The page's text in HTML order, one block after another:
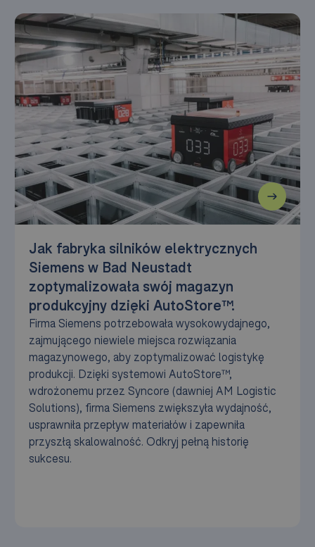
Jak fabryka silników elektrycznych
Siemens w Bad Neustadt
zoptymalizowała swój magazyn
produkcyjny dzięki AutoStore™.
Firma Siemens potrzebowała wysokowydajnego,
zajmującego niewiele miejsca rozwiązania
magazynowego, aby zoptymalizować logistykę
produkcji. Dzięki systemowi AutoStore™,
wdrożonemu przez Syncore (dawniej AM Logistic
Solutions), firma Siemens zwiększyła wydajność,
usprawniła przepływ materiałów i zapewniła
przyszłą skalowalność. Odkryj pełną historię
sukcesu.